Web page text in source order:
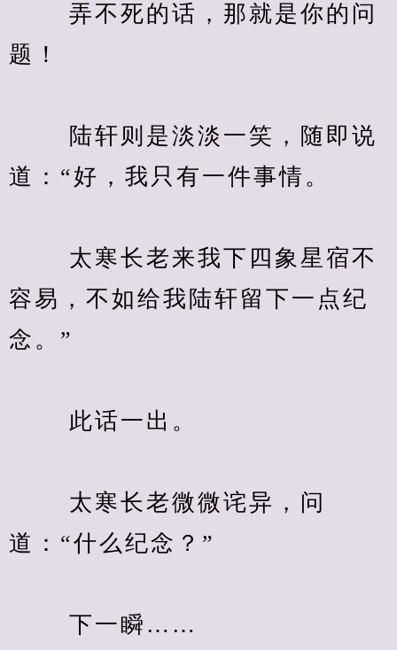
弄不死的话，那就是你的问
题！
陆轩则是淡淡一笑，随即说
道：“好，我只有一件事情。
太寒长老来我下四象星宿不
容易，不如给我陆轩留下一点纪
念。”
此话一出。
太寒长老微微诧异，问
道：“什么纪念？”
下一瞬……